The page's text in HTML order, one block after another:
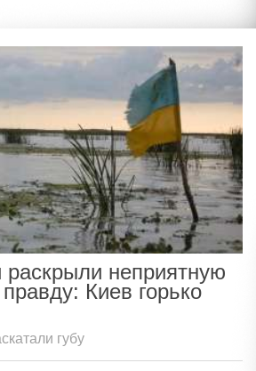
неприятную
Киев горько
губу